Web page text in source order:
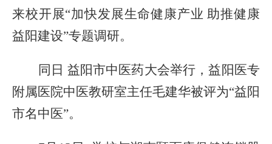
来校开展“加快发展生命健康产业 助推健康
益阳建设”专题调研。
同日 益阳市中医药大会举行，益阳医专
附属医院中医教研室主任毛建华被评为“益阳
市名中医”。